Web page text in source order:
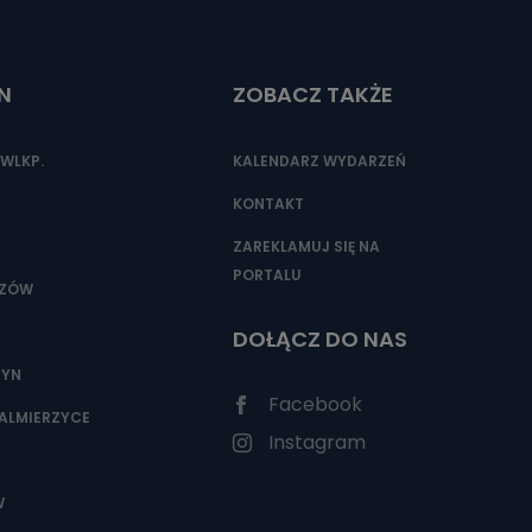
ZOBACZ TAKŻE
KALENDARZ WYDARZEŃ
KONTAKT
ZAREKLAMUJ SIĘ NA
PORTALU
DOŁĄCZ DO NAS
Facebook
Instagram